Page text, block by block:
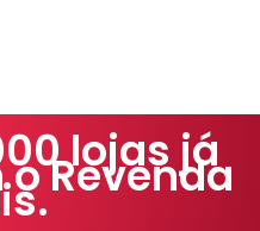
lojas já
Revenda